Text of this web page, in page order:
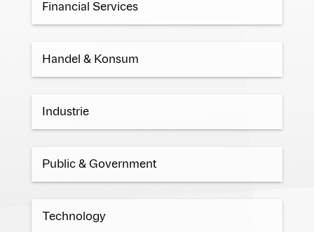
Financial Services
Handel & Konsum
Industrie
Public & Government
Technology